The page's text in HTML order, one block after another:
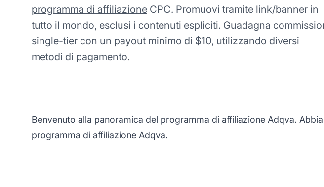
programma di affiliazione CPC. Promuovi tramite link/banner in
tutto il mondo, esclusi i contenuti espliciti. Guadagna
single-tier con un payout minimo di $10, utilizzando diversi
metodi di pagamento.
Benvenuto alla panoramica del programma di affiliazione Adqva.
programma di affiliazione Adqva.